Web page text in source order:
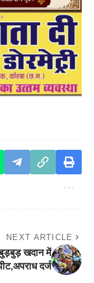
NEXT ARTICLE
खदान में
दर्ज